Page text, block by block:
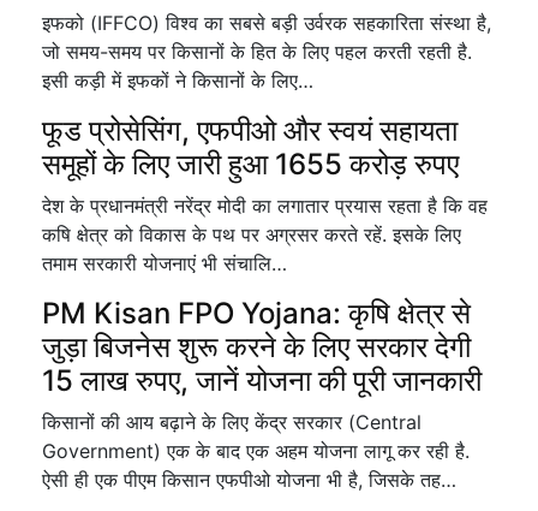
इफको (IFFCO) विश्व का सबसे बड़ी उर्वरक सहकारिता संस्था है,
जो समय-समय पर किसानों के हित के लिए पहल करती रहती है.
इसी कड़ी में इफकों ने किसानों के लिए…
फूड प्रोसेसिंग, एफपीओ और स्वयं सहायता
समूहों के लिए जारी हुआ 1655 करोड़ रुपए
देश के प्रधानमंत्री नरेंद्र मोदी का लगातार प्रयास रहता है कि वह
कषि क्षेत्र को विकास के पथ पर अग्रसर करते रहें. इसके लिए
तमाम सरकारी योजनाएं भी संचालि…
PM Kisan FPO Yojana: कृषि क्षेत्र से
जुड़ा बिजनेस शुरू करने के लिए सरकार देगी
15 लाख रुपए, जानें योजना की पूरी जानकारी
किसानों की आय बढ़ाने के लिए केंद्र सरकार (Central
Government) एक के बाद एक अहम योजना लागू कर रही है.
ऐसी ही एक पीएम किसान एफपीओ योजना भी है, जिसके तह…